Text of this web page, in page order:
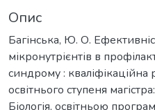
Опис
Багінська, Ю. О.
мікронутрієнтів в
синдрому : кваліфікаційна
освітнього ступеня
Біологія, освітньою